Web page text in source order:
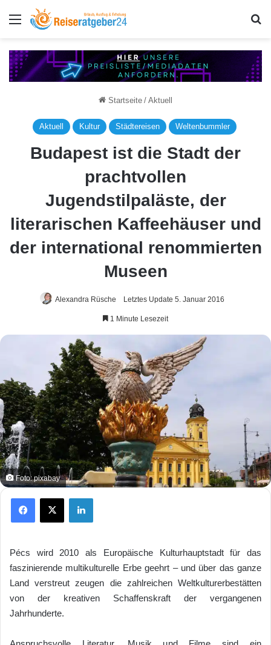
Menü
Startseite / Aktuell
Aktuell Kultur Städtereisen Weltenbummler
Budapest ist die Stadt der
prachtvollen
Jugendstilpaläste, der
literarischen Kaffeehäuser und
der international renommierten
Museen
Alexandra Rüsche Letztes Update 5. Januar 2016
1 Minute Lesezeit
Foto: pixabay
X
Pécs wird 2010 als Europäische Kulturhauptstadt für das
faszinierende multikulturelle Erbe geehrt – und über das ganze
Land verstreut zeugen die zahlreichen Weltkulturerbestätten
von der kreativen Schaffenskraft der vergangenen
Jahrhunderte.